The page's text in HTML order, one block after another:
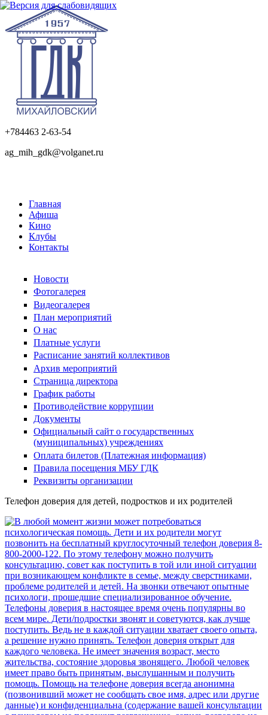
+784463 2-63-54
ag_mih_gdk@volganet.ru
Главная
Афиша
Кино
Клубы
Контакты
Новости
Фотогалерея
Видеогалерея
План мероприятий
О нас
Платные услуги
Расписание занятий коллективов
Архив мероприятий
Страница директора
График работы
Противодействие коррупции
Документы
Официальный сайт о государственных
(муниципальных) учреждениях
Оплата билетов (Платежная информация)
Правила посещения МБУ ГДК
Реквизиты организации
Телефон доверия для детей, подростков и их родителей